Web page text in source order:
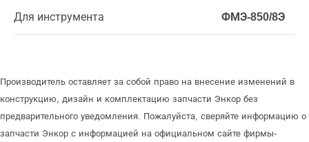
Для инструмента ФМЭ-850/8Э
Производитель оставляет за собой право на внесение изменений в
конструкцию, дизайн и комплектацию запчасти Энкор без
предварительного уведомления. Пожалуйста, сверяйте информацию о
запчасти Энкор с информацией на официальном сайте фирмы-